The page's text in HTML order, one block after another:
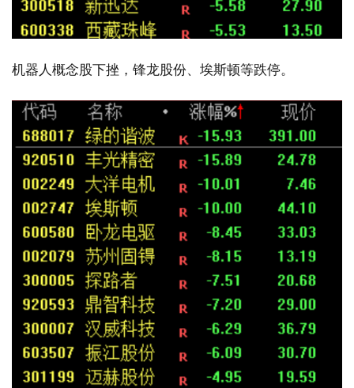
机器人概念股下挫，锋龙股份、埃斯顿等跌停。